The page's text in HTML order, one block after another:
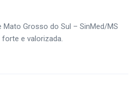
Grosso do Sul – SinMed/MS
e valorizada.